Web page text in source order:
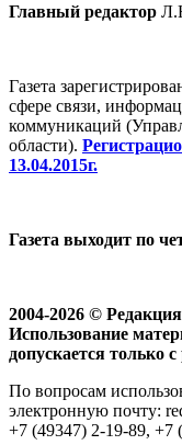
Главный редактор
Газета
сфере связи,
коммуникаций
области).
13.04.2015г.
Газета выходит по
2004-2026 ©
Использование
допускается только
По вопросам
электронную почту:
+7 (49347) 2-19-89, +7